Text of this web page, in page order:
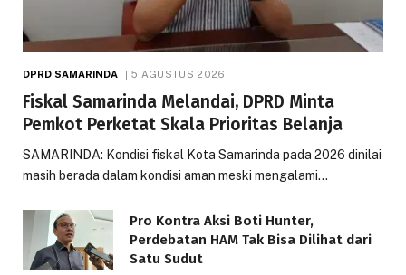
DPRD SAMARINDA 5 AGUSTUS 2026
Fiskal Samarinda Melandai, DPRD Minta
Pemkot Perketat Skala Prioritas Belanja
SAMARINDA: Kondisi fiskal Kota Samarinda pada 2026 dinilai
masih berada dalam kondisi aman meski mengalami…
Pro Kontra Aksi Boti Hunter,
Perdebatan HAM Tak Bisa Dilihat dari
Satu Sudut